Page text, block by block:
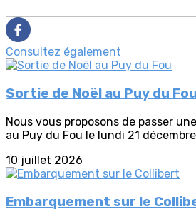
Consultez également
Sortie de Noël au Puy du Fou
Nous vous proposons de passer
au Puy du Fou le lundi 21
10 juillet 2026
Embarquement sur le